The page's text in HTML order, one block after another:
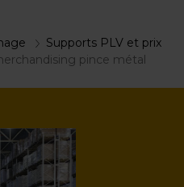
Supports PLV et prix
pince métal